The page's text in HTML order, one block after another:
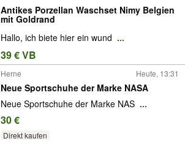
Antikes Porzellan Waschset Nimy Belgien
mit Goldrand
Hallo, ich biete hier ein wund ...
39 € VB
Herne Heute, 13:31
Neue Sportschuhe der Marke NASA
Neue Sportschuhe der Marke NAS ...
30 €
Direkt kaufen